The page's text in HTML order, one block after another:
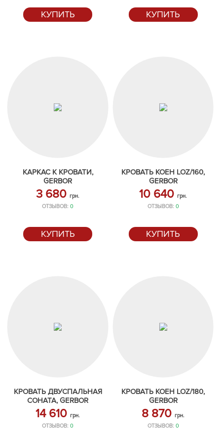
КУПИТЬ КУПИТЬ
КАРКАС К КРОВАТИ,
GERBOR
3 680грн.
ОТЗЫВОВ:0
КУПИТЬ
КРОВАТЬ КОЕН LOZ/160,
GERBOR
10 640грн.
ОТЗЫВОВ: 0
КУПИТЬ
КРОВАТЬ ДВУСПАЛЬНАЯ
СОНАТА, GERBOR
14 610грн.
ОТЗЫВОВ:0
КРОВАТЬ КОЕН LOZ/180,
GERBOR
8 870грн.
ОТЗЫВОВ: 0